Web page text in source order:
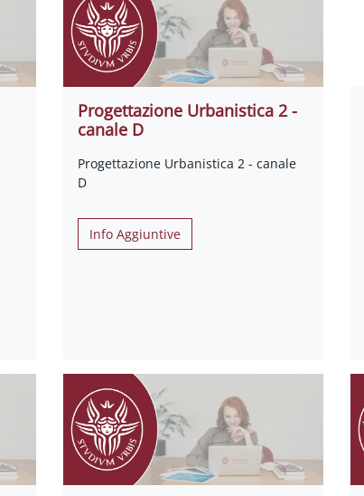
Progettazione Urbanistica 2 -
canale D
Progettazione Urbanistica 2 - canale
D
Info Aggiuntive